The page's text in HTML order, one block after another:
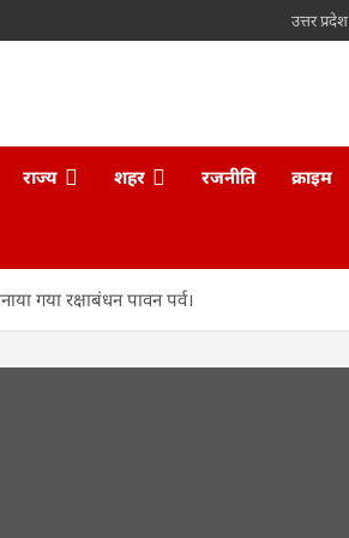
उत्तर प्रदेश
राज्य शहर रजनीति क्राइम
गया रक्षाबंधन पावन पर्व।